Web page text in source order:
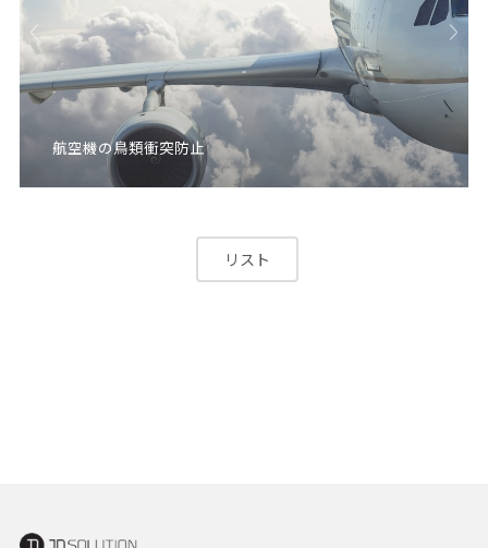
航空機の鳥類衝突防止
リスト